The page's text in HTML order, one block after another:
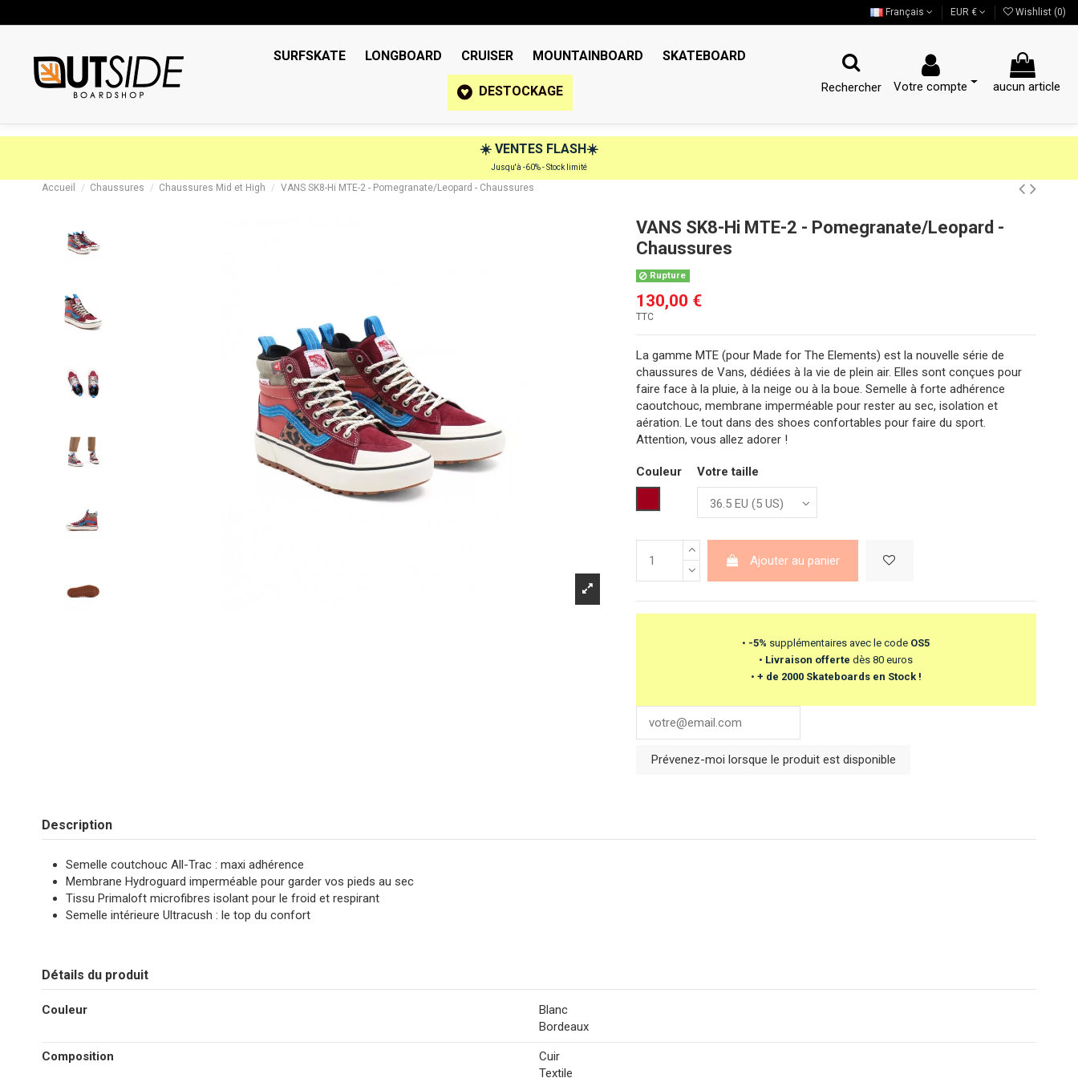
Français EUR € Wishlist (0)
SURFSKATE LONGBOARD CRUISER MOUNTAINBOARD SKATEBOARD
DESTOCKAGE Rechercher Votre compte aucun article
☀️ VENTES FLASH☀️
Jusqu'à -60% - Stock limité
Accueil Chaussures Chaussures Mid et High VANS SK8-Hi MTE-2 - Pomegranate/Leopard - Chaussures
VANS SK8-Hi MTE-2 - Pomegranate/Leopard -
Chaussures
Rupture
130,00 €
TTC
La gamme MTE (pour Made for The Elements) est la nouvelle série de
chaussures de Vans, dédiées à la vie de plein air. Elles sont conçues pour
faire face à la pluie, à la neige ou à la boue. Semelle à forte adhérence
caoutchouc, membrane imperméable pour rester au sec, isolation et
aération. Le tout dans des shoes confortables pour faire du sport.
Attention, vous allez adorer !
Couleur
Votre taille
Ajouter au panier
• -5% supplémentaires avec le code OS5
• Livraison offerte dès 80 euros
• + de 2000 Skateboards en Stock !
Prévenez-moi lorsque le produit est disponible
Description
Semelle coutchouc All-Trac : maxi adhérence
Membrane Hydroguard imperméable pour garder vos pieds au sec
Tissu Primaloft microfibres isolant pour le froid et respirant
Semelle intérieure Ultracush : le top du confort
Détails du produit
Couleur
Blanc
Bordeaux
Composition
Cuir
Textile